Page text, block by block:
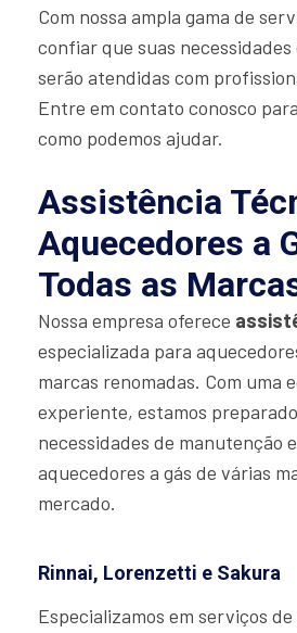
Com nossa ampla gama de
confiar que suas
serão atendidas com
Entre em contato conosco
como podemos ajudar.
Assistência
Aquecedores a
Todas as
Nossa empresa oferece
especializada para
marcas renomadas. Com uma
experiente, estamos
necessidades de manutenção
aquecedores a gás de várias
mercado.
Rinnai, Lorenzetti e Sakura
Especializamos em serviços